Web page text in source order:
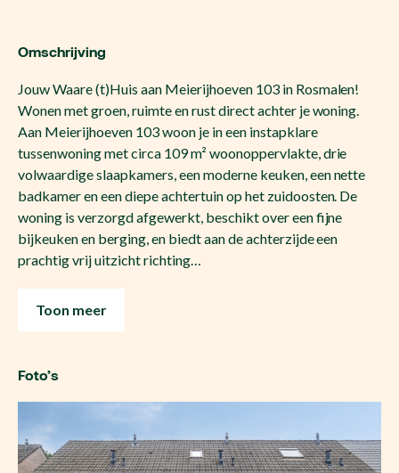
Omschrijving
Jouw Waare (t)Huis aan Meierijhoeven 103 in Rosmalen!
Wonen met groen, ruimte en rust direct achter je woning.
Aan Meierijhoeven 103 woon je in een instapklare
tussenwoning met circa 109 m² woonoppervlakte, drie
volwaardige slaapkamers, een moderne keuken, een nette
badkamer en een diepe achtertuin op het zuidoosten. De
woning is verzorgd afgewerkt, beschikt over een fijne
bijkeuken en berging, en biedt aan de achterzijde een
prachtig vrij uitzicht richting…
Toon meer
Foto’s